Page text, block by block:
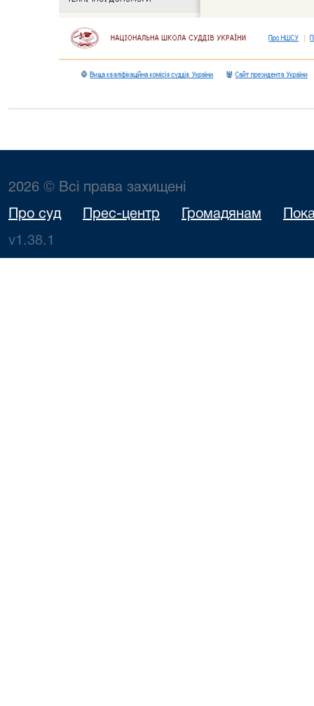
2026 © Всі права захищені
Про суд Прес-центр Громадянам
v1.38.1